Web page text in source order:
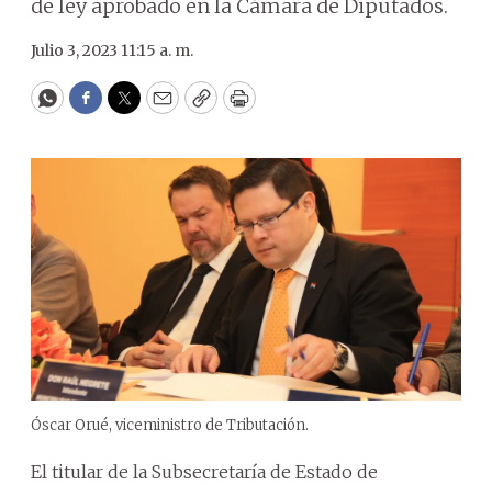
de ley aprobado en la Cámara de Diputados.
Julio 3, 2023 11:15 a. m.
WhatsApp
Facebook
Twitter
EmailCopyPrint
Óscar Orué, viceministro de Tributación.
El titular de la Subsecretaría de Estado de